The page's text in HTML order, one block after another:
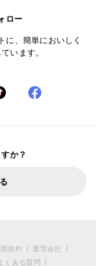
ロー
に、簡単においしく
います。
か？
規約
運営会社
くある質問